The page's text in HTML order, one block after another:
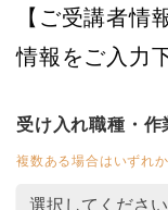
【ご受講者
情報をご入力
受け入れ職種・作
複数ある場合はいずれ